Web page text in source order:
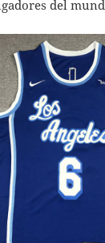
del